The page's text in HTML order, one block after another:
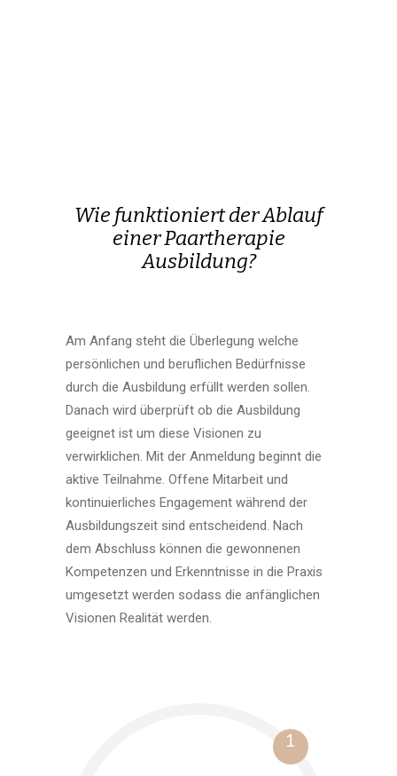
Wie funktioniert der Ablauf
einer Paartherapie
Ausbildung?
Am Anfang steht die Überlegung welche
persönlichen und beruflichen Bedürfnisse
durch die Ausbildung erfüllt werden sollen.
Danach wird überprüft ob die Ausbildung
geeignet ist um diese Visionen zu
verwirklichen. Mit der Anmeldung beginnt die
aktive Teilnahme. Offene Mitarbeit und
kontinuierliches Engagement während der
Ausbildungszeit sind entscheidend. Nach
dem Abschluss können die gewonnenen
Kompetenzen und Erkenntnisse in die Praxis
umgesetzt werden sodass die anfänglichen
Visionen Realität werden.
1